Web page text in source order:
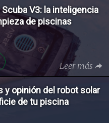
V3: la inteligencia
de piscinas
Leer más
y opinión del robot solar
de tu piscina